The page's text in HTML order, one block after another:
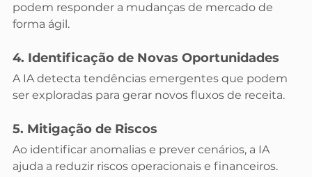
podem responder a mudanças de mercado de
forma ágil.
4. Identificação de Novas Oportunidades
A IA detecta tendências emergentes que podem
ser exploradas para gerar novos fluxos de receita.
5. Mitigação de Riscos
Ao identificar anomalias e prever cenários, a IA
ajuda a reduzir riscos operacionais e financeiros.